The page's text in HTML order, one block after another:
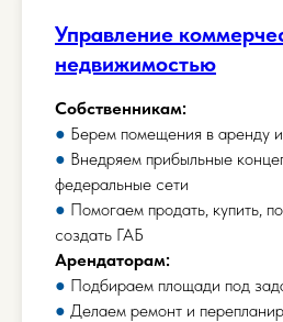
Управление
недвижимостью
Собственникам:
● Берем помещения в аренду
● Внедряем прибыльные
федеральные сети
● Помогаем продать, купить,
создать ГАБ
Арендаторам:
● Подбираем площади под
● Делаем ремонт и